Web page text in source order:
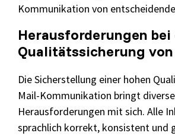
Kommunikation von
Herausforderungen bei
Qualitätssicherung von
Die Sicherstellung einer hohen
Mail-Kommunikation bringt diverse
Herausforderungen mit sich. Alle
sprachlich korrekt, konsistent